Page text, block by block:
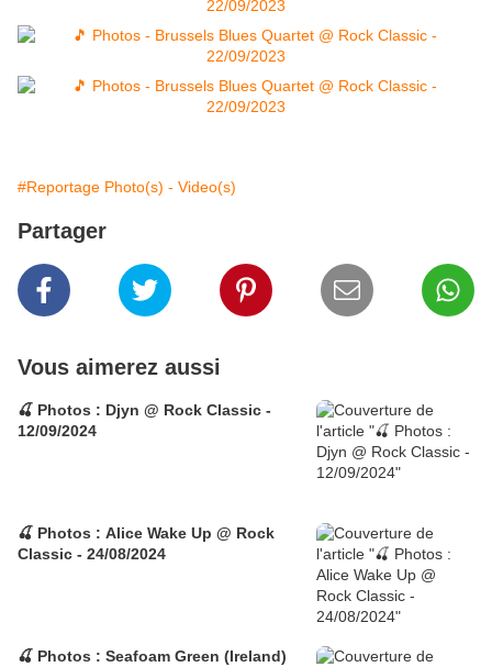
#Reportage Photo(s) - Video(s)
Partager
Vous aimerez aussi
🍒 Photos : Djyn @ Rock Classic -
12/09/2024
🍒 Photos : Alice Wake Up @ Rock
Classic - 24/08/2024
🍒 Photos : Seafoam Green (Ireland)